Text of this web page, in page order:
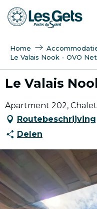
Aller
au
Home
Le Valais Nook - OVO
Le Valais
Apartment 202,
Routebeschrijving
Delen